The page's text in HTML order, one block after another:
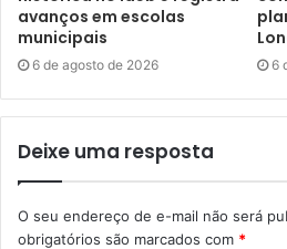
avanços em escolas
municipais
6 de agosto de 2026 6
Deixe uma resposta
O seu endereço de e-mail não será
obrigatórios são marcados com *